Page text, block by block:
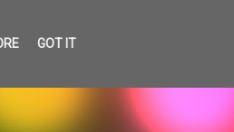
GOT IT